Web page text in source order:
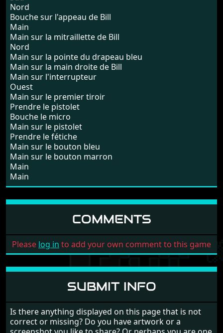
Nord
Bouche sur l'appeau de Bill
Main
Main sur la mitraillette de Bill
Nord
Main sur la pointe du drapeau bleu
Main sur la main droite de Bill
Main sur l'interrupteur
Ouest
Main sur le premier tiroir
Prendre le pistolet
Bouche le micro
Main sur le pistolet
Prendre le fétiche
Main sur le bouton bleu
Main sur le bouton marron
Main
Main
COMMENTS
Please log in to add your own comment to this game
SUBMIT INFO
Is there anything displayed on this page that is not
correct or missing? Do you have artwork or a